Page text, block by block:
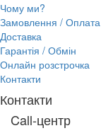
Чому ми?
Замовлення / Оплата
Доставка
Гарантія / Обмін
Онлайн розстрочка
Контакти
Контакти
Call-центр